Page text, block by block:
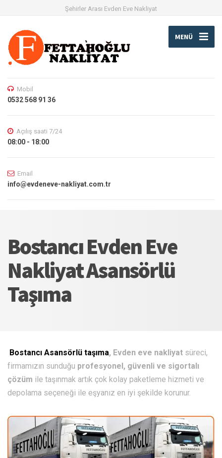
Şehirler Arası Evden Eve Nakliyat
MENÜ
Mobil
0532 568 91 36
Açılış saati 7/24
08:00 - 18:00
Email
info@evdeneve-nakliyat.com.tr
Bostancı Evden Eve
Nakliyat Asansörlü
Taşıma
Bostancı Asansörlü taşıma, Evden eve nakliyat süreci,
firmamızın sunduğu profesyonel, güvenli ve sigortalı
çözüm ile taşınmak artık çok kolay paketleme hizmeti ve
depolama seçeneği ile eşyanız en iyi şekilde korunur.